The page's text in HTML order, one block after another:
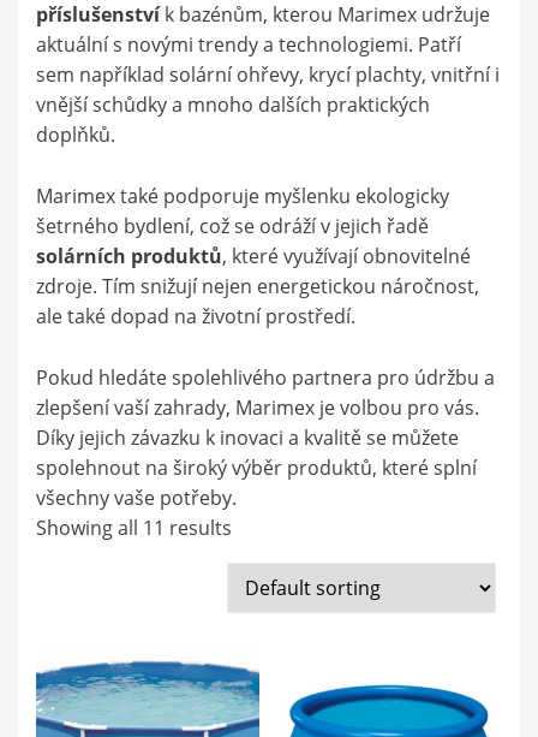
příslušenstvík bazénům, kterou Marimex udržuje
aktuální s novými trendy a technologiemi. Patří
sem například solární ohřevy, krycí plachty, vnitřní i
vnější schůdky a mnoho dalších praktických
doplňků.
Marimex také podporuje myšlenku ekologicky
šetrného bydlení, což se odráží v jejich řadě
solárních produktů, které využívají obnovitelné
zdroje. Tím snižují nejen energetickou náročnost,
ale také dopad na životní prostředí.
Pokud hledáte spolehlivého partnera pro údržbu a
zlepšení vaší zahrady, Marimex je volbou pro vás.
Díky jejich závazku k inovaci a kvalitě se můžete
spolehnout na široký výběr produktů, které splní
všechny vaše potřeby.
Showing all 11 results